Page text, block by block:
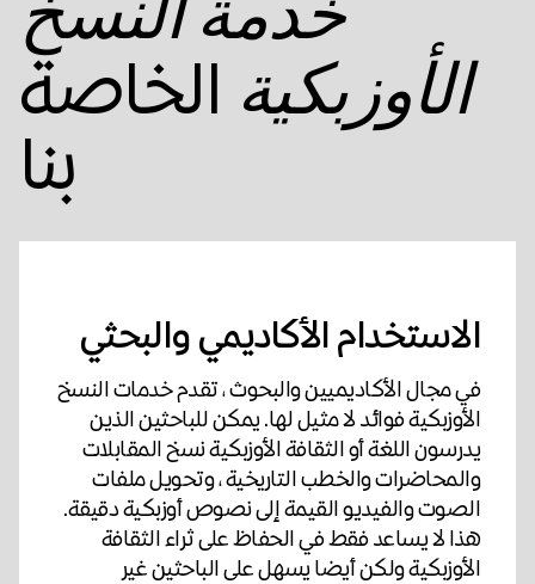
خدمة النسخ
الأوزبكية الخاصة
بنا
الاستخدام الأكاديمي والبحثي
في مجال الأكاديميين والبحوث ، تقدم خدمات النسخ
الأوزبكية فوائد لا مثيل لها. يمكن للباحثين الذين
يدرسون اللغة أو الثقافة الأوزبكية نسخ المقابلات
والمحاضرات والخطب التاريخية ، وتحويل ملفات
الصوت والفيديو القيمة إلى نصوص أوزبكية دقيقة.
هذا لا يساعد فقط في الحفاظ على ثراء الثقافة
الأوزبكية ولكن أيضا يسهل على الباحثين غير